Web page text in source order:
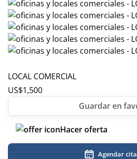
LOCAL COMERCIAL
US$1,500
Hacer oferta
Agendar cita